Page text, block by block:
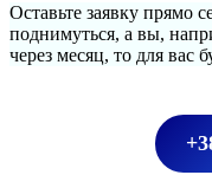
Оставьте заявку прямо
поднимуться, а вы,
через месяц, то для вас